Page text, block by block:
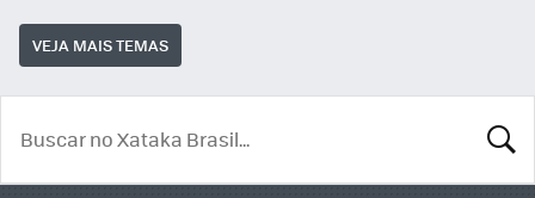
VEJA MAIS TEMAS